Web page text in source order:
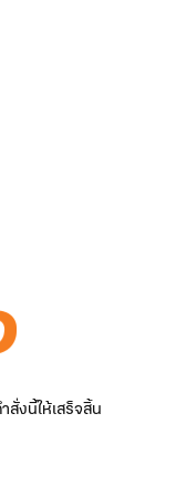
งนี้ให้เสร็จสิ้น